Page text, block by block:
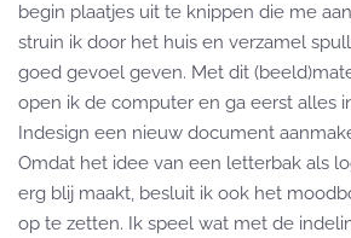
begin plaatjes uit te knippen die me
struin ik door het huis en verzamel
goed gevoel geven. Met dit
open ik de computer en ga eerst alles
Indesign een nieuw document
Omdat het idee van een letterbak als
erg blij maakt, besluit ik ook het
op te zetten. Ik speel wat met de